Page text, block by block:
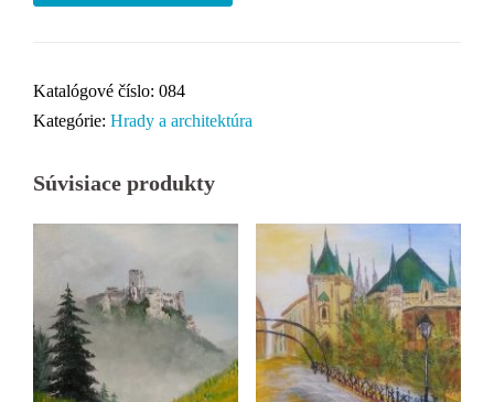
Katalógové číslo: 084
Kategórie: Hrady a architektúra
Súvisiace produkty